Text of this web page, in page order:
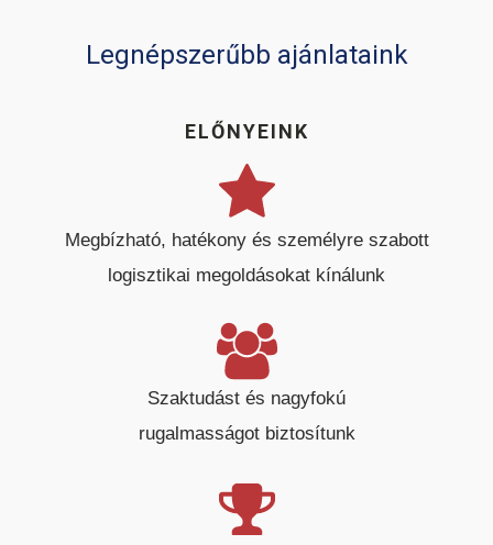
Legnépszerűbb ajánlataink
ELŐNYEINK
Megbízható, hatékony és személyre szabott
logisztikai megoldásokat kínálunk
Szaktudást és nagyfokú
rugalmasságot biztosítunk